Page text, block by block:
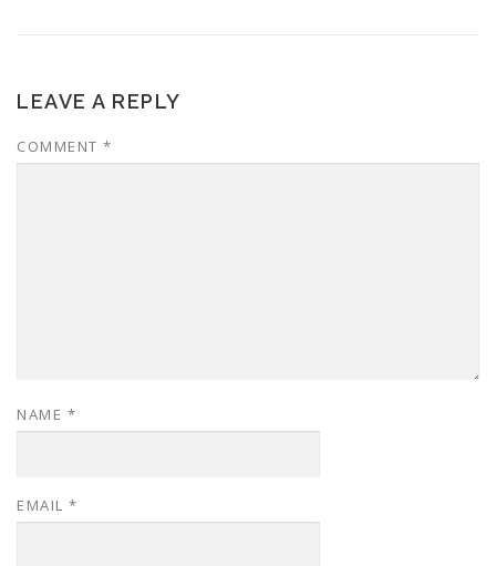
LEAVE A REPLY
COMMENT *
NAME *
EMAIL *